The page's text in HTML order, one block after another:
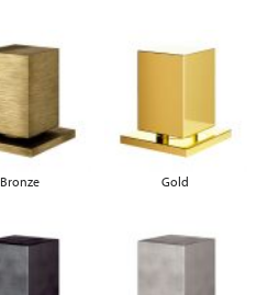
Bronze Gold